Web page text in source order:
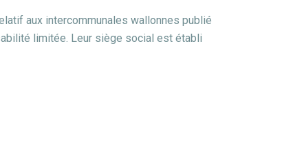
aux intercommunales wallonnes publié
limitée. Leur siège social est établi